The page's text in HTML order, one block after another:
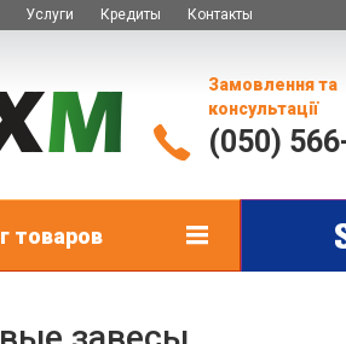
Услуги Кредиты Контакты
Замовлення та
консультації
(050)
товаров